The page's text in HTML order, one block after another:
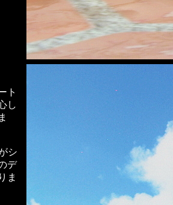
ト
し
シ
デ
ま